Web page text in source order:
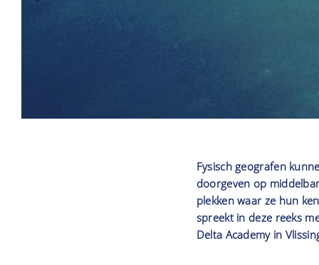
Fysisch geografen
doorgeven op
plekken waar ze hun
spreekt in deze reeks
Delta Academy in